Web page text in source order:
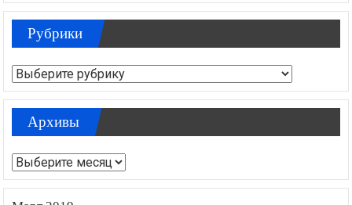
Рубрики
Рубрики
Архивы
Архивы